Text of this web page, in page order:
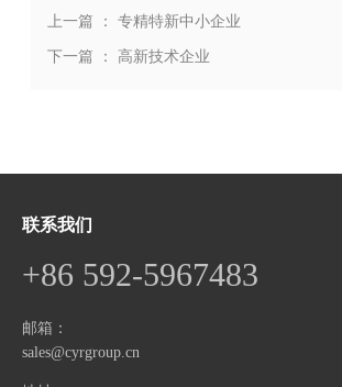
上一篇 ： 专精特新中小企业
下一篇 ： 高新技术企业
联系我们
+86 592-5967483
邮箱：
sales@cyrgroup.cn